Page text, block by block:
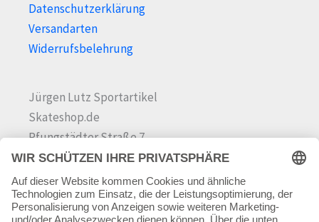
Datenschutzerklärung
Versandarten
Widerrufsbelehrung
Jürgen Lutz Sportartikel
Skateshop.de
Pfungstädter Straße 7
64342 Seeheim-Jugenheim
Tel.06257 868181
Mail:info@skateshop.de